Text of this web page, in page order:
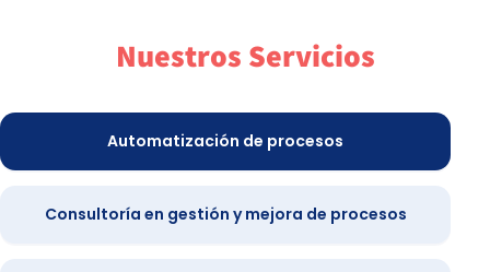
Nuestros Servicios
Automatización de procesos
Consultoría en gestión y mejora de procesos